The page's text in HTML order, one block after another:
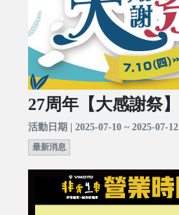
27周年【大感謝祭】
活動日期 | 2025-07-10 ~ 2025-07-12
最新消息